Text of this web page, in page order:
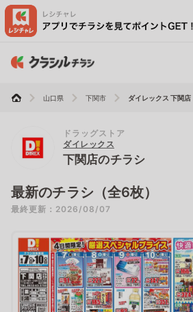
山口県 下関市 ダイレックス 下関店
ドラッグストア
ダイレックス
下関店のチラシ
最新のチラシ（全6枚）
最終更新：2026/08/07